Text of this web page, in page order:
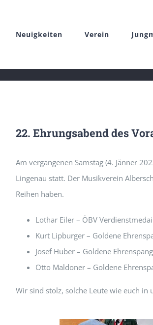
springenNeuigkeiten Verein
22. Ehrungsabend des
Am vergangenen Samstag (4. Jänner
Lingenau statt. Der Musikverein
Reihen haben.
Lothar Eiler – ÖBV
Kurt Lipburger – Goldene
Josef Huber – Goldene
Otto Maldoner – Goldene
Wir sind stolz, solche Leute wie euch